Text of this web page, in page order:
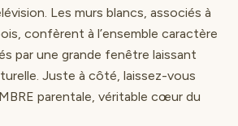
Les murs blancs, associés à
confèrent à l’ensemble caractère
par une grande fenêtre laissant
Juste à côté, laissez-vous
parentale, véritable cœur du